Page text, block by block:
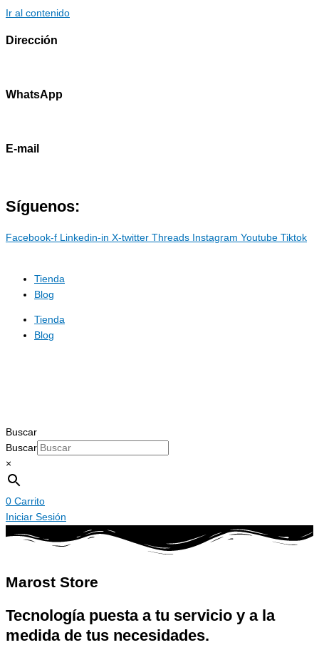
Ir al contenido
Dirección
WhatsApp
E-mail
Síguenos:
Facebook-f Linkedin-in X-twitter Threads Instagram Youtube Tiktok
Tienda
Blog
Tienda
Blog
Buscar
Buscar
×
0 Carrito
Iniciar Sesión
Marost Store
Tecnología puesta a tu servicio y a la
medida de tus necesidades.